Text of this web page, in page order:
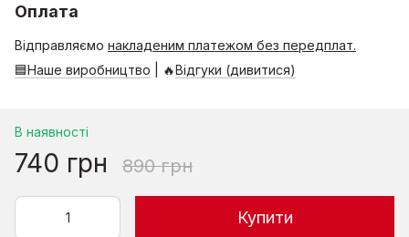
Оплата
Відправляємо накладеним платежом без передплат.
🟦Наше виробництво | 🔥Відгуки (дивитися)
В наявності
740 грн 890 грн
Купити